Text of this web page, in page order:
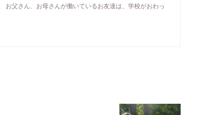
お父さん、お母さんが働いているお友達は、学校がおわっ